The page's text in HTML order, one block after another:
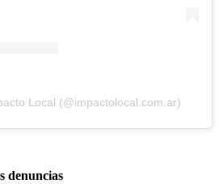
Local (@impactolocal.com.ar)
denuncias